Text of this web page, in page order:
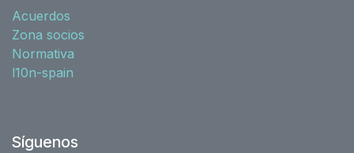
Acuerdos
Zona socios
Normativa
l10n-spain
Síguenos